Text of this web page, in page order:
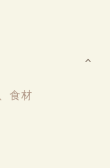
食材